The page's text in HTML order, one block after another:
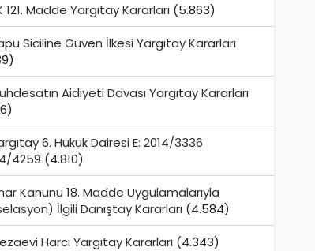
121. Madde Yargıtay Kararları (5.863)
Siciline Güven İlkesi Yargıtay Kararları
Aidiyeti Davası Yargıtay Kararları
6. Hukuk Dairesi E: 2014/3336
4259 (4.810)
Kanunu 18. Madde Uygulamalarıyla
İlgili Danıştay Kararları (4.584)
Harcı Yargıtay Kararları (4.343)